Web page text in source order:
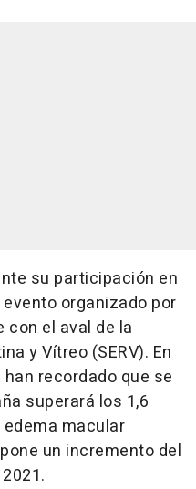
su participación en
evento organizado por
el aval de la
y Vítreo (SERV). En
recordado que se
superará los 1,6
macular
un incremento del